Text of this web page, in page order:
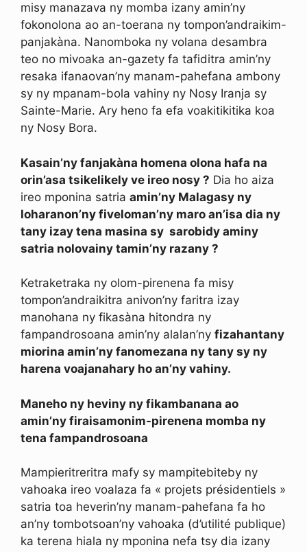
misy manazava ny momba izany amin’ny
fokonolona ao an-toerana ny tompon’andraikim-
panjakàna. Nanomboka ny volana desambra
teo no mivoaka an-gazety fa tafiditra amin’ny
resaka ifanaovan’ny manam-pahefana ambony
sy ny mpanam-bola vahiny ny Nosy Iranja sy
Sainte-Marie. Ary heno fa efa voakitikitika koa
ny Nosy Bora.
Kasain’ny fanjakàna homena olona hafa na
orin’asa tsikelikely ve ireo nosy ? Dia ho aiza
ireo mponina satria amin’ny Malagasy ny
loharanon’ny fiveloman’ny maro an’isa dia ny
tany izay tena masina sy sarobidy aminy
satria nolovainy tamin’ny razany ?
Ketraketraka ny olom-pirenena fa misy
tompon’andraikitra anivon’ny faritra izay
manohana ny fikasàna hitondra ny
fampandrosoana amin’ny alalan’ny fizahantany
miorina amin’ny fanomezana ny tany sy ny
harena voajanahary ho an’ny vahiny.
Maneho ny heviny ny fikambanana ao
amin’ny firaisamonim-pirenena momba ny
tena fampandrosoana
Mampieritreritra mafy sy mampitebiteby ny
vahoaka ireo voalaza fa « projets présidentiels »
satria toa heverin’ny manam-pahefana fa ho
an’ny tombotsoan’ny vahoaka (d’utilité publique)
ka terena hiala ny mponina nefa tsy dia izany